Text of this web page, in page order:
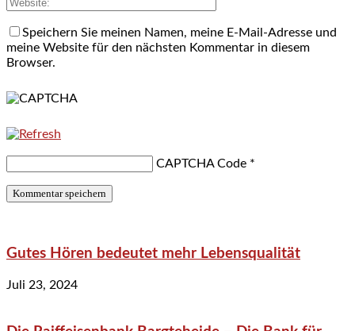
Speichern Sie meinen Namen, meine E-Mail-Adresse und
meine Website für den nächsten Kommentar in diesem
Browser.
CAPTCHA Code *
Gutes Hören bedeutet mehr Lebensqualität
Juli 23, 2024